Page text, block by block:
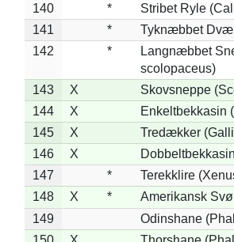
140
*
Stribet Ryle
141
*
Tyknæbbet
142
*
Langnæbbet
scolopaceus)
143
X
Skovsneppe
144
X
Enkeltbekkasin
145
X
Tredækker
146
X
147
*
Terekklire
148
X *
Amerikansk
149
Odinshane